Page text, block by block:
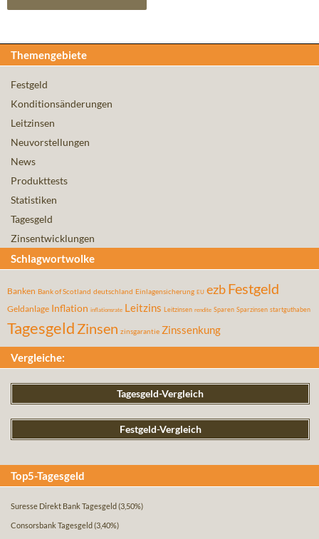
Themengebiete
Festgeld
Konditionsänderungen
Leitzinsen
Neuvorstellungen
News
Produkttests
Statistiken
Tagesgeld
Zinsentwicklungen
Schlagwortwolke
Banken Bank of Scotland deutschland Einlagensicherung EU ezbFestgeld
Geldanlage Inflation inflationsrate Leitzins Leitzinsen rendite Sparen Sparzinsen startguthaben
Tagesgeld Zinsen zinsgarantie Zinssenkung
Vergleiche:
Tagesgeld-Vergleich
Festgeld-Vergleich
Top5-Tagesgeld
Suresse Direkt Bank Tagesgeld (3,50%)
Consorsbank Tagesgeld (3,40%)